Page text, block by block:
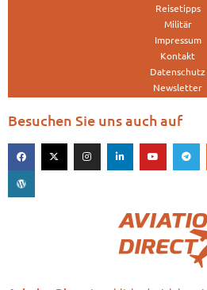
Reisetipps
Militär
Impressum
Kontakt
Datenschutz
Newsletter
Besuchen Sie uns auch auf